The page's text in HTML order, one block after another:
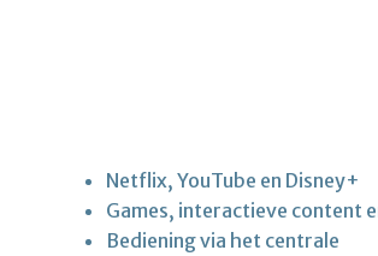
Netflix, YouTube en Disney+
Games, interactieve content
Bediening via het centrale